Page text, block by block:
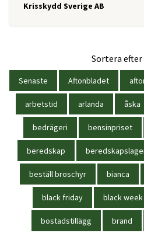
Krisskydd Sverige AB
Sortera
Senaste Aftonbladet
arbetstid arlanda åska
bedrägeri bensinpriset
beredskap
beställ broschyr bianca
black friday black week
bostadstillägg brand